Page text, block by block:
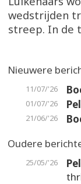
wedstrijden
streep. In de
Nieuwere
11/07/'26
01/07/'26
21/06/'26
Oudere
25/05/'26